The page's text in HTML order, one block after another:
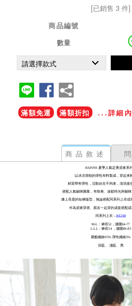
[已銷售 3 件]
商品編號
數量
滿額免運 滿額折扣 ...詳細
商品敘述